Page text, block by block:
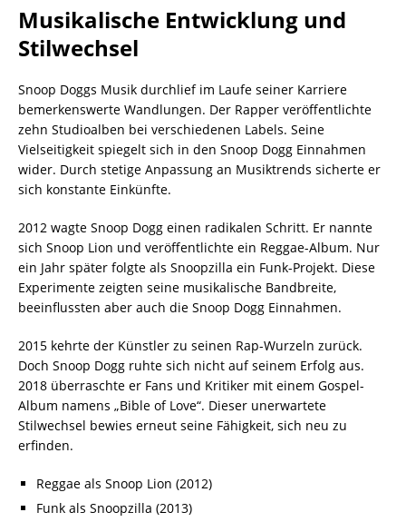
Musikalische Entwicklung und
Stilwechsel
Snoop Doggs Musik durchlief im Laufe seiner Karriere
bemerkenswerte Wandlungen. Der Rapper veröffentlichte
zehn Studioalben bei verschiedenen Labels. Seine
Vielseitigkeit spiegelt sich in den Snoop Dogg Einnahmen
wider. Durch stetige Anpassung an Musiktrends sicherte er
sich konstante Einkünfte.
2012 wagte Snoop Dogg einen radikalen Schritt. Er nannte
sich Snoop Lion und veröffentlichte ein Reggae-Album. Nur
ein Jahr später folgte als Snoopzilla ein Funk-Projekt. Diese
Experimente zeigten seine musikalische Bandbreite,
beeinflussten aber auch die Snoop Dogg Einnahmen.
2015 kehrte der Künstler zu seinen Rap-Wurzeln zurück.
Doch Snoop Dogg ruhte sich nicht auf seinem Erfolg aus.
2018 überraschte er Fans und Kritiker mit einem Gospel-
Album namens „Bible of Love“. Dieser unerwartete
Stilwechsel bewies erneut seine Fähigkeit, sich neu zu
erfinden.
Reggae als Snoop Lion (2012)
Funk als Snoopzilla (2013)